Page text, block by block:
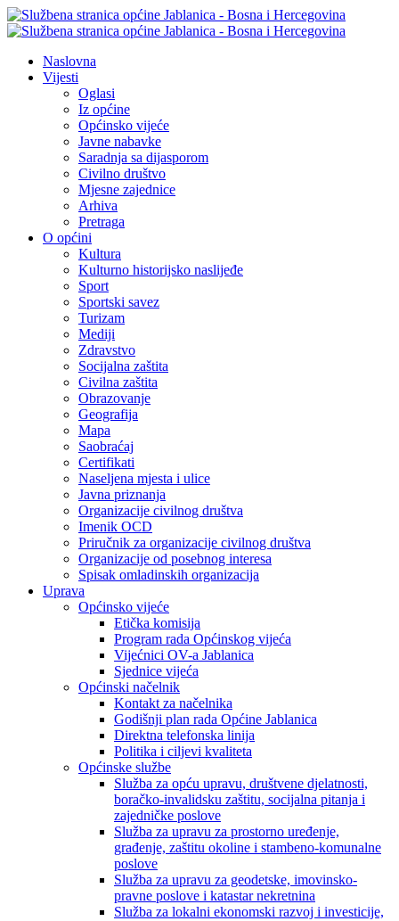
Naslovna
Vijesti
Oglasi
Iz općine
Općinsko vijeće
Javne nabavke
Saradnja sa dijasporom
Civilno društvo
Mjesne zajednice
Arhiva
Pretraga
O općini
Kultura
Kulturno historijsko naslijeđe
Sport
Sportski savez
Turizam
Mediji
Zdravstvo
Socijalna zaštita
Civilna zaštita
Obrazovanje
Geografija
Mapa
Saobraćaj
Certifikati
Naseljena mjesta i ulice
Javna priznanja
Organizacije civilnog društva
Imenik OCD
Priručnik za organizacije civilnog društva
Organizacije od posebnog interesa
Spisak omladinskih organizacija
Uprava
Općinsko vijeće
Etička komisija
Program rada Općinskog vijeća
Vijećnici OV-a Jablanica
Sjednice vijeća
Općinski načelnik
Kontakt za načelnika
Godišnji plan rada Općine Jablanica
Direktna telefonska linija
Politika i ciljevi kvaliteta
Općinske službe
Služba za opću upravu, društvene djelatnosti,
boračko-invalidsku zaštitu, socijalna pitanja i
zajedničke poslove
Služba za upravu za prostorno uređenje,
građenje, zaštitu okoline i stambeno-komunalne
poslove
Služba za upravu za geodetske, imovinsko-
pravne poslove i katastar nekretnina
Služba za lokalni ekonomski razvoj i investicije,